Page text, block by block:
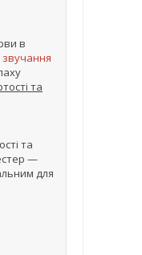
в
звучання
та
та
—
для